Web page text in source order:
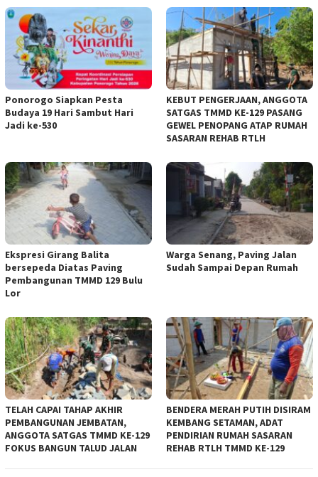
Ponorogo Siapkan Pesta
Budaya 19 Hari Sambut Hari
Jadi ke-530
KEBUT PENGERJAAN, ANGGOTA
SATGAS TMMD KE-129 PASANG
GEWEL PENOPANG ATAP RUMAH
SASARAN REHAB RTLH
Ekspresi Girang Balita
bersepeda Diatas Paving
Pembangunan TMMD 129 Bulu
Lor
Warga Senang, Paving Jalan
Sudah Sampai Depan Rumah
TELAH CAPAI TAHAP AKHIR
PEMBANGUNAN JEMBATAN,
ANGGOTA SATGAS TMMD KE-129
FOKUS BANGUN TALUD JALAN
BENDERA MERAH PUTIH DISIRAM
KEMBANG SETAMAN, ADAT
PENDIRIAN RUMAH SASARAN
REHAB RTLH TMMD KE-129